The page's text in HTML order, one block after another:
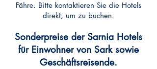
Fähre. Bitte kontaktieren Sie die Hotels
direkt, um zu buchen.
Sonderpreise der Sarnia Hotels
für Einwohner von Sark sowie
Geschäftsreisende.